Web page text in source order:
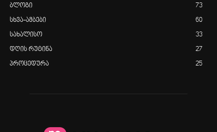
ბლოგი 73
სხვა-ამბები 60
სახალისო 33
დღის რუტინა 27
პროცედურა 25